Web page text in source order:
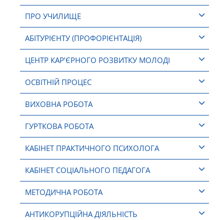
ПРО УЧИЛИЩЕ
АБІТУРІЄНТУ (ПРОФОРІЄНТАЦІЯ)
ЦЕНТР КАР’ЄРНОГО РОЗВИТКУ МОЛОДІ
ОСВІТНІЙ ПРОЦЕС
ВИХОВНА РОБОТА
ГУРТКОВА РОБОТА
КАБІНЕТ ПРАКТИЧНОГО ПСИХОЛОГА
КАБІНЕТ СОЦІАЛЬНОГО ПЕДАГОГА
МЕТОДИЧНА РОБОТА
АНТИКОРУПЦІЙНА ДІЯЛЬНІСТЬ